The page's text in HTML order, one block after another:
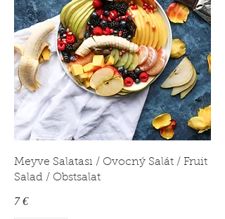
Meyve Salatası / Ovocný Salát / Fruit
Salad / Obstsalat
7 €